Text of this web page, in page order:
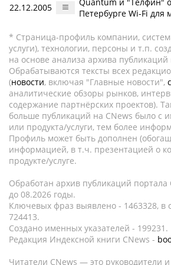
22.12.2005
Петербурге Wi-Fi для
* Страница-профиль компании,
услуги), технологии, персоны и т.п.
на основе анализа архива публикаций
Обрабатываются тексты всех
(новости, включая "Главные новости",
аналитические обзоры рынков,
содержание партнёрских проектов).
больше публикаций на CNews было с
или продукта/услуги, тем более
Профиль может быть дополнен
информацией, в т.ч. презентацией о
продукте/услуге.
Обработан архив публикаций портала
до 08.2026 годы.
Ключевых фраз выявлено - 1463328, в
724413.
Создано именных указателей - 199231.
Редакция Индексной книги CNews -
Читатели CNews — это руководители